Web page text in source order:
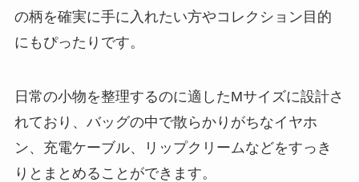
の柄を確実に手に入れたい方やコレクション目的
にもぴったりです。
日常の小物を整理するのに適したMサイズに設計さ
れており、バッグの中で散らかりがちなイヤホ
ン、充電ケーブル、リップクリームなどをすっき
りとまとめることができます。